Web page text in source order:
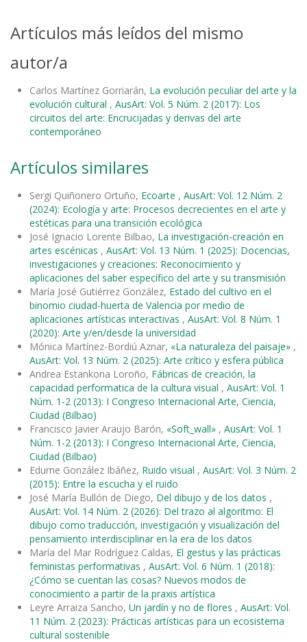
Artículos más leídos del mismo
autor/a
Carlos Martínez Gorriarán, La evolución peculiar del arte y la
evolución cultural , AusArt: Vol. 5 Núm. 2 (2017): Los
circuitos del arte: Encrucijadas y derivas del arte
contemporáneo
Artículos similares
Sergi Quiñonero Ortuño, Ecoarte , AusArt: Vol. 12 Núm. 2
(2024): Ecología y arte: Procesos decrecientes en el arte y
estéticas para una transición ecológica
José Ignacio Lorente Bilbao, La investigación-creación en
artes escénicas , AusArt: Vol. 13 Núm. 1 (2025): Docencias,
investigaciones y creaciones: Reconocimiento y
aplicaciones del saber específico del arte y su transmisión
María José Gutiérrez González, Estado del cultivo en el
binomio ciudad-huerta de Valencia por medio de
aplicaciones artísticas interactivas , AusArt: Vol. 8 Núm. 1
(2020): Arte y/en/desde la universidad
Mónica Martínez-Bordiú Aznar, «La naturaleza del paisaje» ,
AusArt: Vol. 13 Núm. 2 (2025): Arte crítico y esfera pública
Andrea Estankona Loroño, Fábricas de creación, la
capacidad performatica de la cultura visual , AusArt: Vol. 1
Núm. 1-2 (2013): I Congreso Internacional Arte, Ciencia,
Ciudad (Bilbao)
Francisco Javier Araujo Barón, «Soft_wall» , AusArt: Vol. 1
Núm. 1-2 (2013): I Congreso Internacional Arte, Ciencia,
Ciudad (Bilbao)
Edurne González Ibáñez, Ruido visual , AusArt: Vol. 3 Núm. 2
(2015): Entre la escucha y el ruido
José María Bullón de Diego, Del dibujo y de los datos ,
AusArt: Vol. 14 Núm. 2 (2026): Del trazo al algoritmo: El
dibujo como traducción, investigación y visualización del
pensamiento interdisciplinar en la era de los datos
María del Mar Rodríguez Caldas, El gestus y las prácticas
feministas performativas , AusArt: Vol. 6 Núm. 1 (2018):
¿Cómo se cuentan las cosas? Nuevos modos de
conocimiento a partir de la praxis artística
Leyre Arraiza Sancho, Un jardín y no de flores , AusArt: Vol.
11 Núm. 2 (2023): Prácticas artísticas para un ecosistema
cultural sostenible